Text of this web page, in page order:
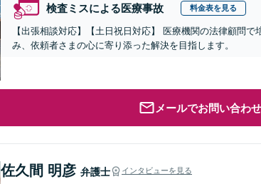
検査ミスによる医療事故 料金表を見る
【出張相談対応】【土日祝日対応】 医療機関の法律顧問
み、依頼者さまの心に寄り添った解決を目指します。
メールでお問い合わせ
佐久間 明彦 弁護士 インタビューを見る